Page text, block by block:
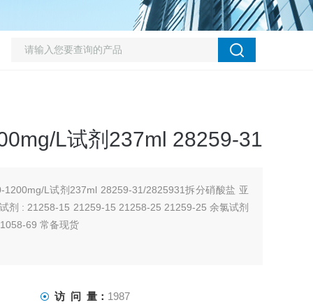
L试剂237ml 28259-31
1200mg/L试剂237ml 28259-31/2825931拆分硝酸盐 亚
剂 : 21258-15 21259-15 21258-25 21259-25 余氯试剂
69 常备现货
访 问 量： 1987